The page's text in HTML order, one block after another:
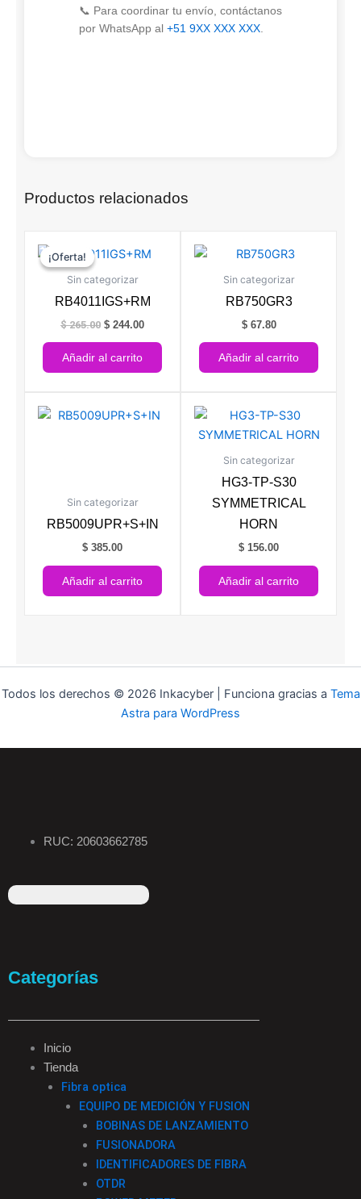
📞 Para coordinar tu envío, contáctanos
por WhatsApp al +51 9XX XXX XXX.
Productos relacionados
¡Oferta!
¡Oferta!
Sin categorizar
RB4011IGS+RM
$265.00
precio
original
era:
$ 265.00.
$ 244.00
precio
Añadir al carrito
Sin categorizar
RB750GR3
$67.80
Añadir al carrito
Sin categorizar
RB5009UPR+S+IN
$ 385.00
Añadir al carrito
Sin categorizar
HG3-TP-S30
SYMMETRICAL
HORN
$ 156.00
Añadir al carrito
Todos los derechos © 2026 Inkacyber | Funciona gracias a Tema
Astra para WordPress
RUC: 20603662785
a
e
b
n
a
g
r
o
k
e
d
i
Categorías
Inicio
Tienda
Fibra optica
EQUIPO DE MEDICIÓN Y FUSION
BOBINAS DE LANZAMIENTO
FUSIONADORA
IDENTIFICADORES DE FIBRA
OTDR